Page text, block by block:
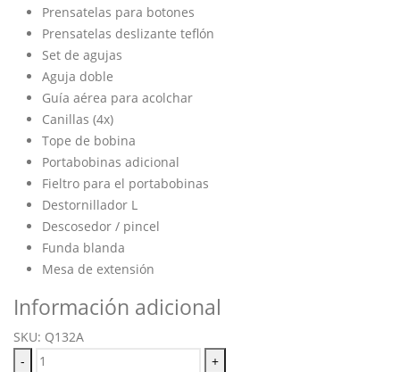
Prensatelas para botones
Prensatelas deslizante teflón
Set de agujas
Aguja doble
Guía aérea para acolchar
Canillas (4x)
Tope de bobina
Portabobinas adicional
Fieltro para el portabobinas
Destornillador L
Descosedor / pincel
Funda blanda
Mesa de extensión
Información adicional
SKU: Q132A
-
+